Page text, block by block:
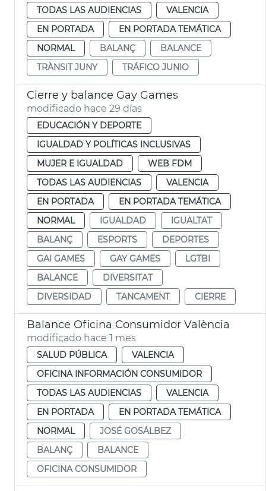
TODAS LAS AUDIENCIAS
VALENCIA
EN PORTADA
EN PORTADA TEMÁTICA
NORMAL
BALANÇ
BALANCE
TRÀNSIT JUNY
TRÁFICO JUNIO
Cierre y balance Gay Games
modificado hace 29 días
EDUCACIÓN Y DEPORTE
IGUALDAD Y POLÍTICAS INCLUSIVAS
MUJER E IGUALDAD
WEB FDM
TODAS LAS AUDIENCIAS
VALENCIA
EN PORTADA
EN PORTADA TEMÁTICA
NORMAL
IGUALDAD
IGUALTAT
BALANÇ
ESPORTS
DEPORTES
GAI GAMES
GAY GAMES
LGTBI
BALANCE
DIVERSITAT
DIVERSIDAD
TANCAMENT CIERRE
Balance Oficina Consumidor València
modificado hace 1 mes
SALUD PÚBLICA
VALENCIA
OFICINA INFORMACIÓN CONSUMIDOR
TODAS LAS AUDIENCIAS
VALENCIA
EN PORTADA
EN PORTADA TEMÁTICA
NORMAL
JOSÉ GOSÁLBEZ
BALANÇ
BALANCE
OFICINA CONSUMIDOR